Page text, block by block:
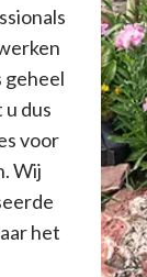
geheel
dus
voor
Wij
het